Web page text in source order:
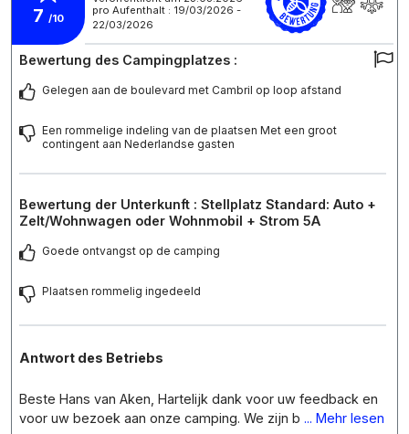
7 /10
pro Aufenthalt : 19/03/2026 -
22/03/2026
Bewertung des Campingplatzes :
Gelegen aan de boulevard met Cambril op loop afstand
Een rommelige indeling van de plaatsen Met een groot
contingent aan Nederlandse gasten
Bewertung der Unterkunft : Stellplatz Standard: Auto +
Zelt/Wohnwagen oder Wohnmobil + Strom 5A
Goede ontvangst op de camping
Plaatsen rommelig ingedeeld
Antwort des Betriebs
Beste Hans van Aken, Hartelijk dank voor uw feedback en
voor uw bezoek aan onze camping. We zijn b ... Mehr lesen